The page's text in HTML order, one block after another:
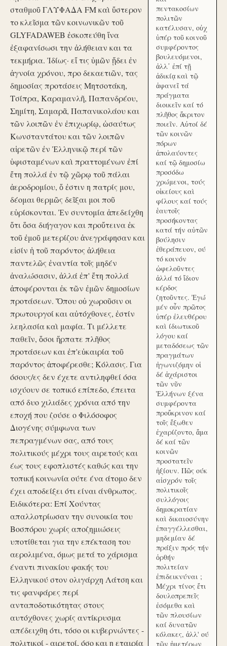
σταθμοῦ ΓΛΥΦΑΔΑ FM καὶ ὕστερον
το κλεῖσμα τῶν κοινωνικῶν τοῦ
GLYFADAWEB ἐσκοπεύθη ἵνα
ἐξαφανίσωσι την ἀλήθειαν και τα
τεκμήρια. Ἰδίως· εἴ τις ὑμῶν ᾔδει ἐν
ἀγνοία χρόνου, προ δεκαετιῶν, τας
δημοσίας προτάσεις Μητσοτάκη,
Τσίπρα, Καραμανλῆ, Παπανδρέου,
Σημίτη, Σαμαρᾶ, Παπανικολάου και
τῶν λοιπῶν ἐν ἐπιχωρίῳ, ὡσαύτως
Κωνσταντάτου και τῶν λοιπῶν
αἱρετῶν ἐν Ἑλληνικῷ περί τῶν
ὑφισταμένων καὶ πραττομένων ἐπί
ἔτη πολλά ἐν τῷ χῶρῳ τοῦ πάλαι
ἀεροδρομίου, ὅ ἐστιν η πατρίς μου,
δέομαι θερμῶς δεῖξαι μοι ποῦ
εὑρίσκονται. Ἐν συντομία ἀπεδείχθη
ὅτι ὅσα διήγαγον και προὔτεινα ἐκ
τοῦ ἐμοῦ μετερίζου ἀνεγράφησαν και
εἰσίν ἡ τοῦ παρόντος ἀλήθεια
παντελῶς ἐναντία τοῖς μηδέν
ἀναλώσασιν, ἀλλά ἐπ' ἔτη πολλά
ἀποφέρονται ἐκ τῶν ἐμῶν δημοσίων
προτάσεων. Ὅπου οὐ χωροῦσιν οι
πρωτουργοί και αὐτόχθονες, ἐστίν
λεηλασία καὶ μαφία. Τι μέλλετε
παθεῖν, ὅσοι ἥρπατε πλῆθος
προτάσεων και ἐπ'εὐκαιρία τοῦ
παρόντος ἀποφέρεσθε; Κόλασις. Για
όσους/ες δεν έχετε αντιληφθεί όσα
ισχύουν σε τοπικό επίπεδο, έπειτα
από δυο χιλιάδες χρόνια από την
εποχή που ζούσε ο Φιλόσοφος
Διογένης σύμφωνα των
πεπραγμένων σας, από τους
πολιτικούς μέχρι τους αιρετούς και
έως τους εφοπλιστές καθώς και την
τοπική κοινωνία ούτε ένα άτομο δεν
έχει αποδείξει ότι είναι άνθρωπος.
Ειδικότερα: Επί Χούντας
απαλλοτρίωσαν την συνοικία του
Βοσπόρου χωρίς αποζημιώσεις
υποτίθεται για την επέκταση του
αερολιμένα, όμως μετά το χάρισμα
έναντι πινακίου φακής του
Ελληνικού στον ολιγάρχη Λάτση και
τις φανφάρες περί
ανταποδοτικότητας στους
αυτόχθονες χωρίς αντίκρυσμα
απέδειχθη ότι, τόσο οι κυβερνώντες -
πολιτικοί - αιρετοί, όσο και η εταιρία
πεντακοσίων
πολιτῶν
κατέλυσαν, οὐχ
ὑπέρ τοῦ κοινοῦ
συμφέροντος
βουλευόμενοι,
ἀλλ᾽ ἐπί τῇ
ἀδικίᾳ καὶ τῷ
ἀφανεῖ τά
πράγματα
διοικεῖν καί τό
πλῆθος ἄκριτον
ποιεῖν. Αὐτοί δέ
τῶν κοινῶν
πόρων
ἀπολαύοντες
καί τῷ δημοσίω
προσόδω
χρώμενοι, τούς
οἰκείους καὶ
φίλους καί τούς
ἑαυτοῖς
προσήκοντας
κατά τήν αὑτῶν
βούλησιν
ἐθεράπευον, ού
τό κοινόν
ὠφελοῦντες
ἀλλά τό ἴδιον
κέρδος
ζητοῦντες. Ἐγώ
μέν οὖν πρῶτος
ὑπέρ ἐλευθέρου
καὶ ίδιωτικοῦ
λόγου καί
μεταδόσεως τῶν
πραγμάτων
ἠγωνιζόμην οἱ
δέ ἀχάριστοι
τῶν νῦν
Ἑλλήνων ξένα
συμφέροντα
προὔκρινον καί
τοῖς ἔξωθεν
ἐχαρίζοντο, ἅμα
δέ καί τῶν
κοινῶν
προστατεῖν
ἠξίουν. Πῶς ούκ
αἰσχρόν τοῖς
πολιτικοῖς
συλλόγοις
δημοκρατίαν
καὶ δικαιοσύνην
ἐπαγγέλλεσθαι,
μηδεμίαν δέ
πράξιν πρός τήν
ὀρθήν
πολιτείαν
ἐπιδεικνύναι ;
Μέχρι τίνος ἔτι
δουλοπρεπεῖς
ἐσόμεθα καὶ
τῶν πλουσίων
καί δυνατῶν
κόλακες, ἀλλ' ού
τῶν ἡμετέρων